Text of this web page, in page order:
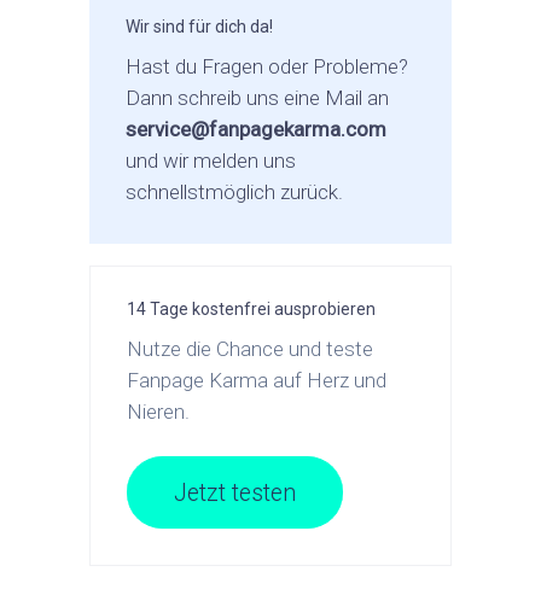
Wir sind für dich da!
Hast du Fragen oder Probleme?
Dann schreib uns eine Mail an
service@fanpagekarma.com
und wir melden uns
schnellstmöglich zurück.
14 Tage kostenfrei ausprobieren
Nutze die Chance und teste
Fanpage Karma auf Herz und
Nieren.
Jetzt testen